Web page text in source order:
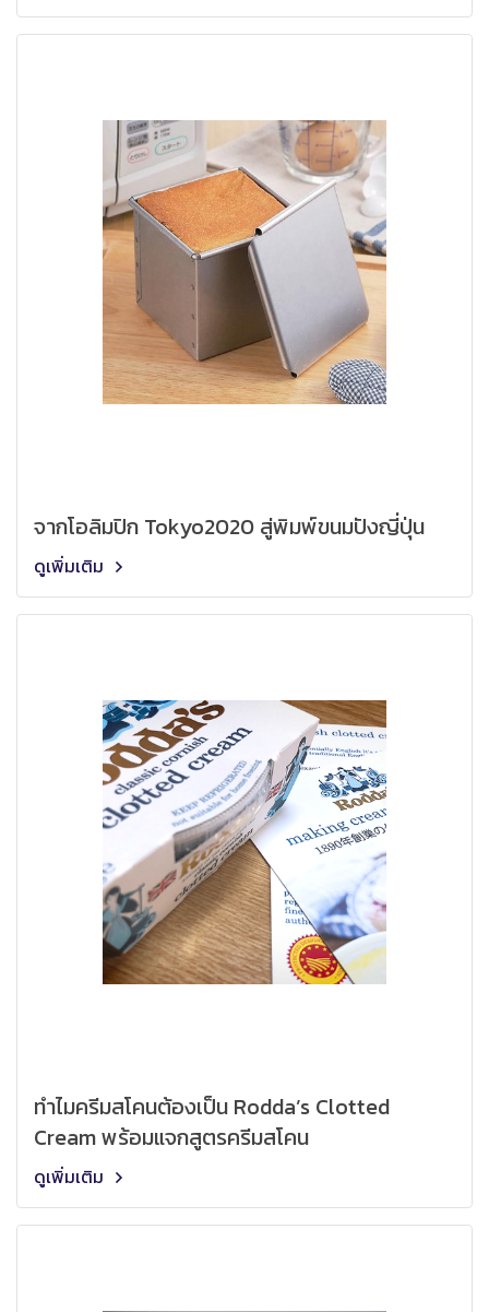
จากโอลิมปิก Tokyo2020 สู่พิมพ์ขนมปังญี่ปุ่น
ดูเพิ่มเติม
ทำไมครีมสโคนต้องเป็น Rodda’s Clotted
Cream พร้อมแจกสูตรครีมสโคน
ดูเพิ่มเติม